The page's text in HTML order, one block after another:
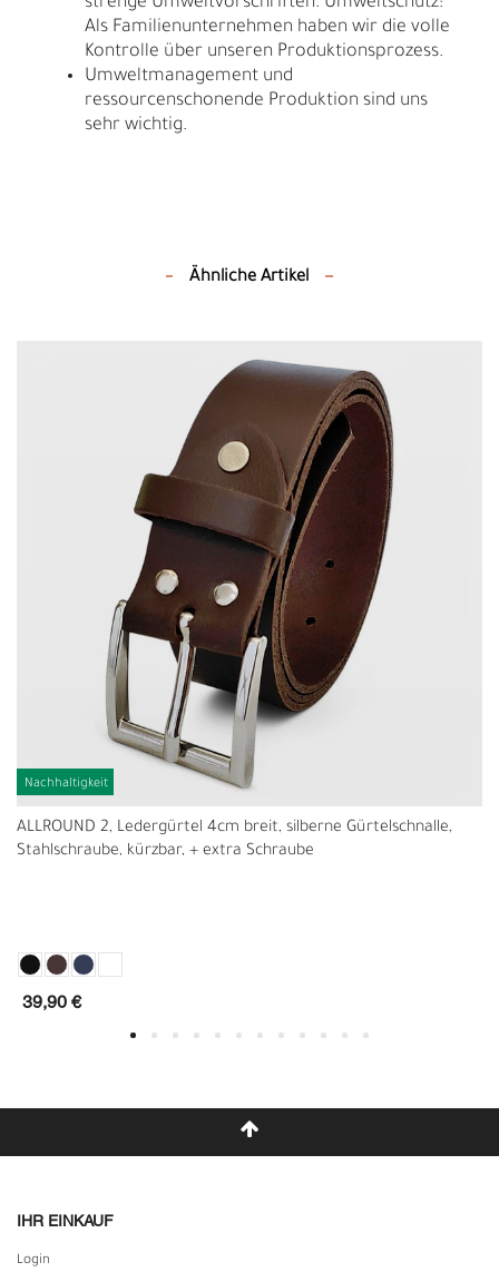
Als Familienunternehmen haben wir die volle
Kontrolle über unseren Produktionsprozess.
Umweltmanagement und
ressourcenschonende Produktion sind uns
sehr wichtig.
Ähnliche Artikel
Nachhaltigkeit
ALLROUND 2, Ledergürtel 4cm breit, silberne Gürtelschnalle,
Stahlschraube, kürzbar, + extra Schraube
39,90 €
IHR EINKAUF
Login